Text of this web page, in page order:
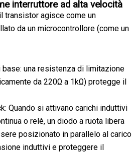
interruttore ad alta velocità
transistor agisce come un
da un microcontrollore (come un
una resistenza di limitazione
da 220Ω a 1kΩ) protegge il
Quando si attivano carichi induttivi
o relè, un diodo a ruota libera
posizionato in parallelo al carico
induttivi e proteggere il